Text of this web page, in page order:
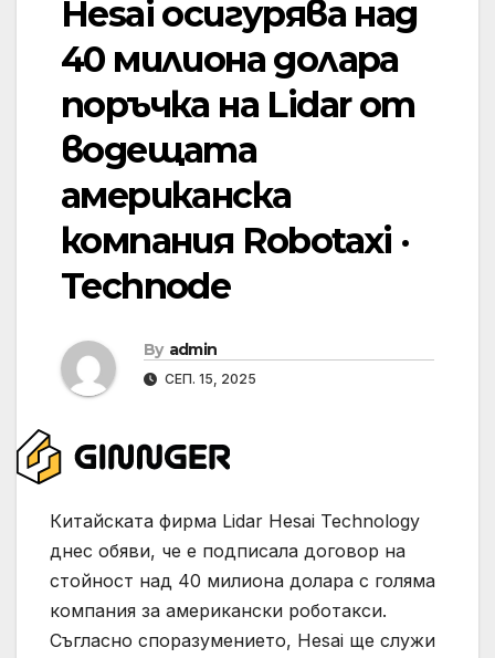
Hesai осигурява над
40 милиона долара
поръчка на Lidar от
водещата
американска
компания Robotaxi ·
Technode
By admin
СЕП. 15, 2025
Китайската фирма Lidar Hesai Technology
днес обяви, че е подписала договор на
стойност над 40 милиона долара с голяма
компания за американски роботакси.
Съгласно споразумението, Hesai ще служи